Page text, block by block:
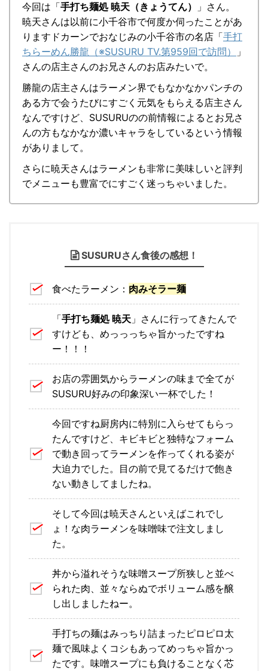
今回は「手打ち麺処 暁天（きょうてん）
」さん。
暁天さんは以前に小千谷市で何度か伺ったことがあ
りますドカーンでおなじみの小千谷市の名店「手打
ちらーめん勝龍（※SUSURU TV.第959回で訪問）
」
さんの店主さんのお兄さんのお店みたいで。
勝龍の店主さんはラーメン界でもなかなかパンチの
ある方で会うたびにすごく元気をもらえる店主さん
なんですけど、SUSURUのの前情報によるとお兄さ
んの方もなかなか濃いキャラをしているという情報
がありまして。
さらに暁天さんはラーメンも非常に美味しいと評判
でメニューも豊富でにすごく迷っちゃいました。
SUSURUさん食後の感想！
食べたラーメン： 肉みそラー麺
「手打ち麺処 暁天 」さんに行ってきたんで
すけども、めっっっちゃ旨かったですね
ー！！！
お店の雰囲気からラーメンの味まで全てが
SUSURU好みの印象深い一杯でした！
今回ですね厨房内に特別に入らせてもらっ
たんですけど、キビキビと独特なフォーム
で動き回ってラーメンを作ってくれる姿が
大迫力でした。目の前で見てるだけで飽き
ない動きしてましたね。
そして今回は暁天さんといえばこれでし
ょ！な肉ラーメンを味噌味で注文しまし
た。
丼から溢れそうな味噌スープ所狭しと並べ
られた肉、並々ならぬでボリューム感を醸
し出しましたねー。
手打ちの麺はみっちり詰まったピロピロ太
麺で風味よくコシもあってめっちゃ旨かっ
たです。味噌スープにも負けることなく芯